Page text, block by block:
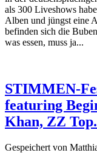
als 300 Liveshows
Alben und jüngst eine
befinden sich die
was essen, muss ja...
STIMMEN-
featuring
Khan, ZZ
Gespeichert von